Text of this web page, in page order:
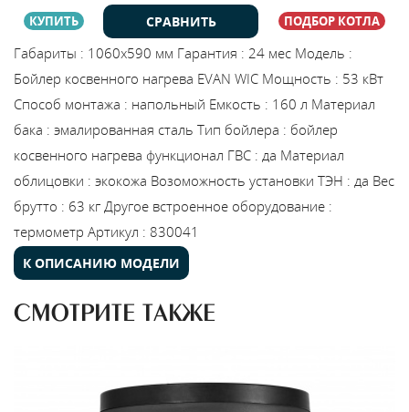
КУПИТЬ СРАВНИТЬ ПОДБОР КОТЛА
Габариты : 1060х590 мм Гарантия : 24 мес Модель :
Бойлер косвенного нагрева EVAN WIC Мощность : 53 кВт
Способ монтажа : напольный Емкость : 160 л Материал
бака : эмалированная сталь Тип бойлера : бойлер
косвенного нагрева функционал ГВС : да Материал
облицовки : экокожа Возоможность установки ТЭН : да Вес
брутто : 63 кг Другое встроенное оборудование :
термометр Артикул : 830041
К ОПИСАНИЮ МОДЕЛИ
СМОТРИТЕ ТАКЖЕ